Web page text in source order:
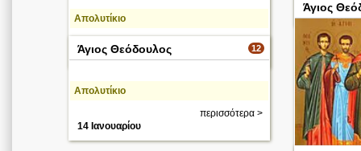
28
Απολυτίκιο
περισσότερα >
12 Σεπτεμβρίου
Άγιος
12
Άγιος Θεόδουλος
Απολυτίκιο
περισσότερα >
14 Ιανουαρίου